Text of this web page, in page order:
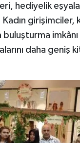
hediyelik
buluşturma
daha geniş